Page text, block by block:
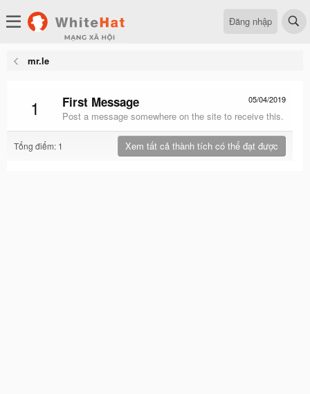
Đăng nhập
mr.le
1 05/04/2019
First Message
Post a message somewhere on the site to receive this.
Tổng điểm: 1 Xem tất cả thành tích có thể đạt được